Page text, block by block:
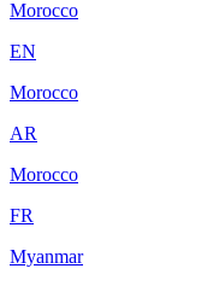
Morocco
EN
Morocco
AR
Morocco
FR
Myanmar